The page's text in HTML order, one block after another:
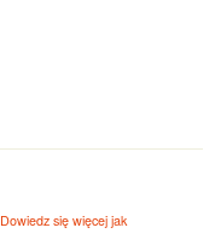
Dowiedz się więcej jak